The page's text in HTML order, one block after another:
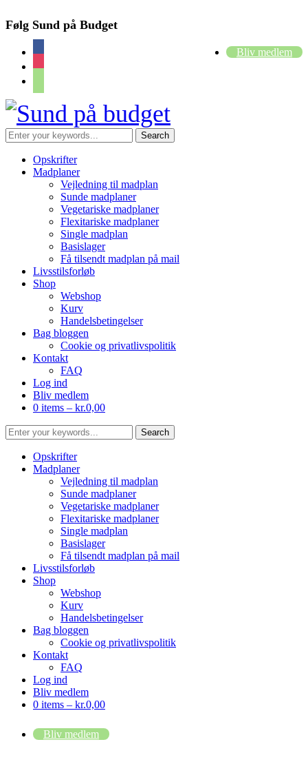
Følg Sund på Budget
Bliv medlem
Opskrifter
Madplaner
Vejledning til madplan
Sunde madplaner
Vegetariske madplaner
Flexitariske madplaner
Single madplan
Basislager
Få tilsendt madplan på mail
Livsstilsforløb
Shop
Webshop
Kurv
Handelsbetingelser
Bag bloggen
Cookie og privatlivspolitik
Kontakt
FAQ
Log ind
Bliv medlem
0 items – kr.0,00
Opskrifter
Madplaner
Vejledning til madplan
Sunde madplaner
Vegetariske madplaner
Flexitariske madplaner
Single madplan
Basislager
Få tilsendt madplan på mail
Livsstilsforløb
Shop
Webshop
Kurv
Handelsbetingelser
Bag bloggen
Cookie og privatlivspolitik
Kontakt
FAQ
Log ind
Bliv medlem
0 items – kr.0,00
Bliv medlem